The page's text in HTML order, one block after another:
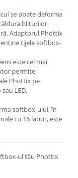
se poate deforma
blițurilor
Adaptorul Phottix
tijele softbox-
este cel mai
permite
Phottix pe
LED,
softbox-ului, în
cu 16 laturi, este
ul tău Phottix